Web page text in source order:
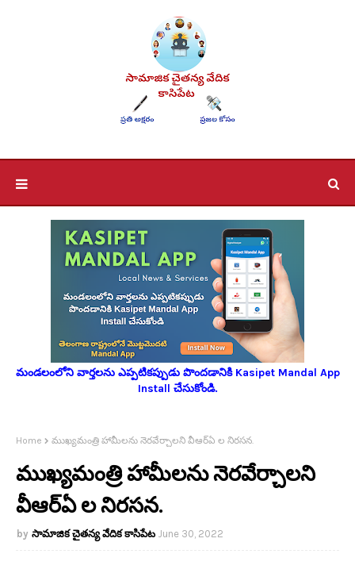
మండలంలోని వార్తలను ఎప్పటికప్పుడు పొందడానికి Kasipet Mandal App
Install చేసుకోండి.
Home ముఖ్యమంత్రి హామీలను నెరవేర్చాలని వీఆర్ఏ ల నిరసన.
ముఖ్యమంత్రి హామీలను నెరవేర్చాలని
వీఆర్ఏ ల నిరసన.
సామాజిక చైతన్య వేదిక కాసిపేట June 30, 2022